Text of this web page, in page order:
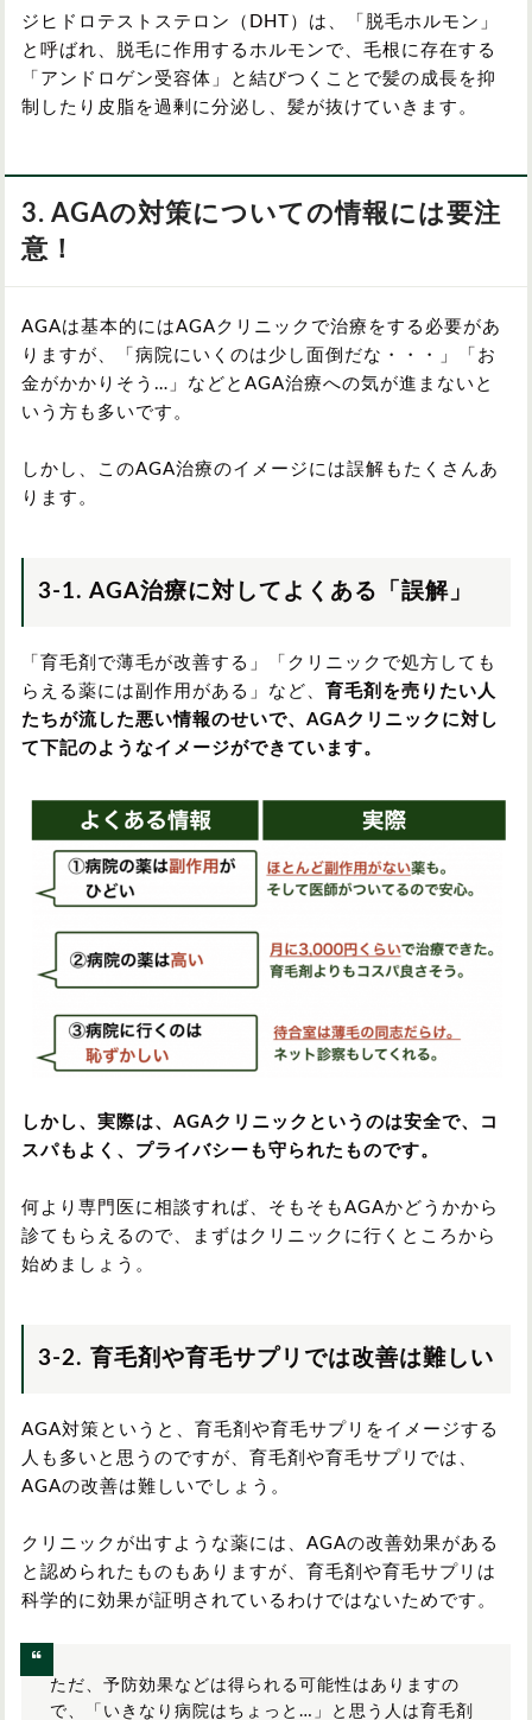
ジヒドロテストステロン（DHT）は、「脱毛ホルモン」
と呼ばれ、脱毛に作用するホルモンで、毛根に存在する
「アンドロゲン受容体」と結びつくことで髪の成長を抑
制したり皮脂を過剰に分泌し、髪が抜けていきます。
3. AGAの対策についての情報には要注
意！
AGAは基本的にはAGAクリニックで治療をする必要があ
りますが、「病院にいくのは少し面倒だな・・・」「お
金がかかりそう…」などとAGA治療への気が進まないと
いう方も多いです。
しかし、このAGA治療のイメージには誤解もたくさんあ
ります。
3-1. AGA治療に対してよくある「誤解」
「育毛剤で薄毛が改善する」「クリニックで処方しても
らえる薬には副作用がある」など、 育毛剤を売りたい人
たちが流した悪い情報のせいで、AGAクリニックに対し
て下記のようなイメージができています。
しかし、実際は、AGAクリニックというのは安全で、コ
スパもよく、プライバシーも守られたものです。
何より専門医に相談すれば、そもそもAGAかどうかから
診てもらえるので、まずはクリニックに行くところから
始めましょう。
3-2. 育毛剤や育毛サプリでは改善は難しい
AGA対策というと、育毛剤や育毛サプリをイメージする
人も多いと思うのですが、育毛剤や育毛サプリでは、
AGAの改善は難しいでしょう。
クリニックが出すような薬には、AGAの改善効果がある
と認められたものもありますが、育毛剤や育毛サプリは
科学的に効果が証明されているわけではないためです。
ただ、予防効果などは得られる可能性はありますの
で、「いきなり病院はちょっと…」と思う人は育毛剤